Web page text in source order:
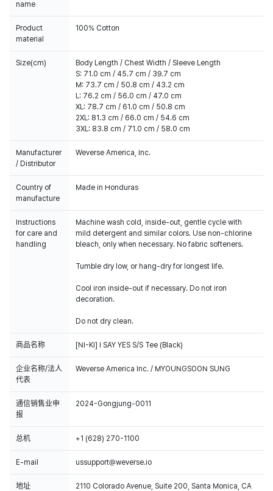
name
Product
material
100% Cotton
Size(cm)
Body Length / Chest Width / Sleeve Length
S: 71.0 cm / 45.7 cm / 39.7 cm
M: 73.7 cm / 50.8 cm / 43.2 cm
L: 76.2 cm / 56.0 cm / 47.0 cm
XL: 78.7 cm / 61.0 cm / 50.8 cm
2XL: 81.3 cm / 66.0 cm / 54.6 cm
3XL: 83.8 cm / 71.0 cm / 58.0 cm
Manufacturer
/ Distributor
Weverse America, Inc.
Country of
manufacture
Made in Honduras
Instructions
for care and
handling
Machine wash cold, inside-out, gentle cycle with
mild detergent and similar colors. Use non-chlorine
bleach, only when necessary. No fabric softeners.
Tumble dry low, or hang-dry for longest life.
Cool iron inside-out if necessary. Do not iron
decoration.
Do not dry clean.
商品名称 [NI-KI] I SAY YES S/S Tee (Black)
企业名称/法人
代表
Weverse America Inc. / MYOUNGSOON SUNG
通信销售业申
报
2024-Gongjung-0011
总机 +1 (628) 270-1100
E-mail ussupport@weverse.io
地址
2110 Colorado Avenue, Suite 200, Santa Monica, CA